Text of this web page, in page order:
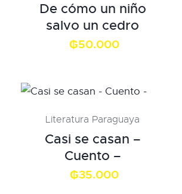
De cómo un niño
salvo un cedro
₲50.000
Literatura Paraguaya
Casi se casan –
Cuento –
₲35.000